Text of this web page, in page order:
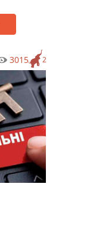
2
3015